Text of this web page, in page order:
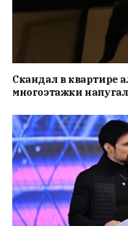
Скандал в квартире
многоэтажки